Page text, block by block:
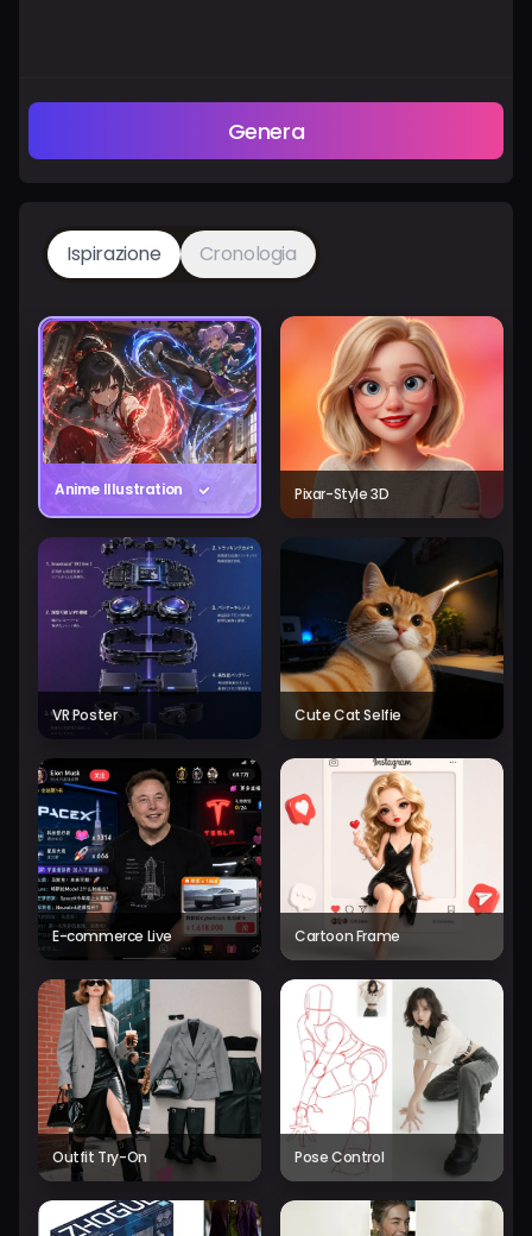
Genera
Ispirazione Cronologia
Anime Illustration Pixar-Style 3D
VR Poster Cute Cat Selfie
E-commerce Live Cartoon Frame
Outfit Try-On Pose Control